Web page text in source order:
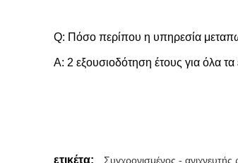
Q: Πόσο περίπου η υπηρεσία
Α: 2 εξουσιοδότηση έτους για όλα
ετικέτα: Συγχρονισμένος -